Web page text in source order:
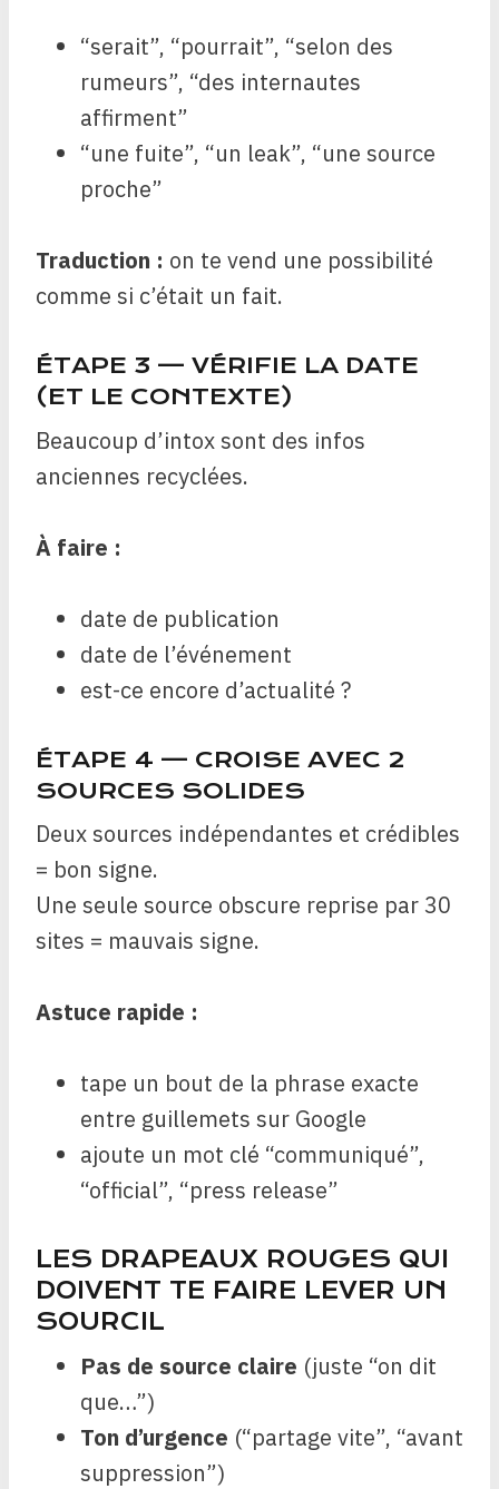
“serait”, “pourrait”, “selon des
rumeurs”, “des internautes
affirment”
“une fuite”, “un leak”, “une source
proche”
Traduction : on te vend une possibilité
comme si c’était un fait.
ÉTAPE 3 — VÉRIFIE LA DATE
(ET LE CONTEXTE)
Beaucoup d’intox sont des infos
anciennes recyclées.
À faire :
date de publication
date de l’événement
est-ce encore d’actualité ?
ÉTAPE 4 — CROISE AVEC 2
SOURCES SOLIDES
Deux sources indépendantes et crédibles
= bon signe.
Une seule source obscure reprise par 30
sites = mauvais signe.
Astuce rapide :
tape un bout de la phrase exacte
entre guillemets sur Google
ajoute un mot clé “communiqué”,
“official”, “press release”
LES DRAPEAUX ROUGES QUI
DOIVENT TE FAIRE LEVER UN
SOURCIL
Pas de source claire (juste “on dit
que…”)
Ton d’urgence (“partage vite”, “avant
suppression”)